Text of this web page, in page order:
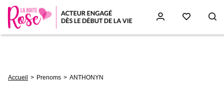
d'Ariane
Accueil Prenoms ANTHONYN